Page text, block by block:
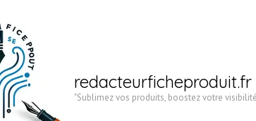
redacteurficheproduit.fr
"Sublimez vos produits, boostez votre